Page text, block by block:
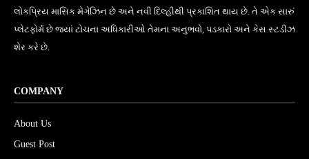
લોકપ્રિય માસિક મેગેઝિન છે અને નવી દિલ્હીથી પ્રકાશિત થાય છે. તે એક સારું
પ્લેટફોર્મ છે જ્યાં ટોચના અધિકારીઓ તેમના અનુભવો, પડકારો અને કેસ સ્ટડીઝ
શેર કરે છે.
COMPANY
About Us
Guest Post